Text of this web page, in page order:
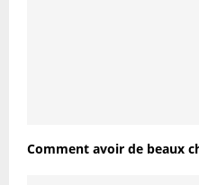
Comment avoir de beaux